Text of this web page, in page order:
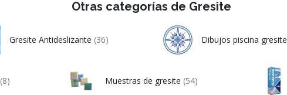
Otras categorías de Gresite
Gresite Antideslizante (36) Dibujos piscina gresite
(8) Muestras de gresite (54)